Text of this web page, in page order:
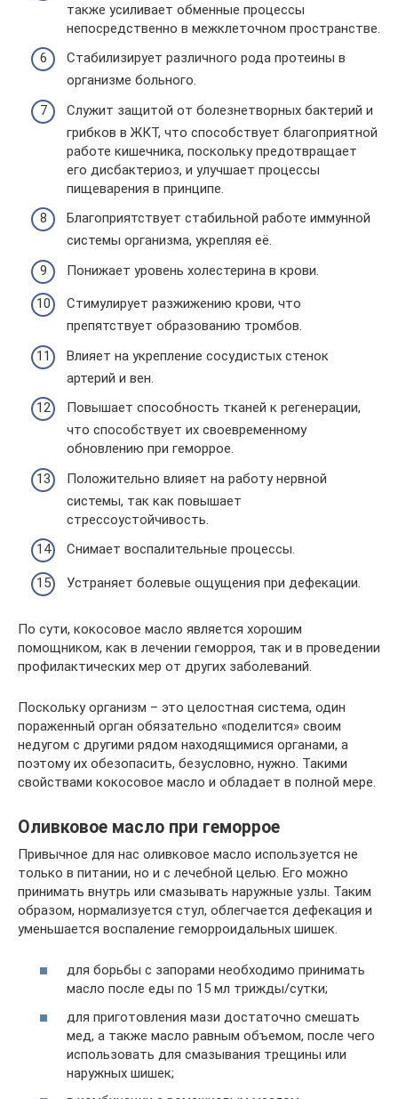
также усиливает обменные процессы
непосредственно в межклеточном пространстве.
Стабилизирует различного рода протеины в
организме больного.
Служит защитой от болезнетворных бактерий и
грибков в ЖКТ, что способствует благоприятной
работе кишечника, поскольку предотвращает
его дисбактериоз, и улучшает процессы
пищеварения в принципе.
Благоприятствует стабильной работе иммунной
системы организма, укрепляя её.
Понижает уровень холестерина в крови.
Стимулирует разжижению крови, что
препятствует образованию тромбов.
Влияет на укрепление сосудистых стенок
артерий и вен.
Повышает способность тканей к регенерации,
что способствует их своевременному
обновлению при геморрое.
Положительно влияет на работу нервной
системы, так как повышает
стрессоустойчивость.
Снимает воспалительные процессы.
Устраняет болевые ощущения при дефекации.
По сути, кокосовое масло является хорошим
помощником, как в лечении геморроя, так и в проведении
профилактических мер от других заболеваний.
Поскольку организм – это целостная система, один
пораженный орган обязательно «поделится» своим
недугом с другими рядом находящимися органами, а
поэтому их обезопасить, безусловно, нужно. Такими
свойствами кокосовое масло и обладает в полной мере.
Оливковое масло при геморрое
Привычное для нас оливковое масло используется не
только в питании, но и с лечебной целью. Его можно
принимать внутрь или смазывать наружные узлы. Таким
образом, нормализуется стул, облегчается дефекация и
уменьшается воспаление геморроидальных шишек.
для борьбы с запорами необходимо принимать
масло после еды по 15 мл трижды/сутки;
для приготовления мази достаточно смешать
мед, а также масло равным объемом, после чего
использовать для смазывания трещины или
наружных шишек;